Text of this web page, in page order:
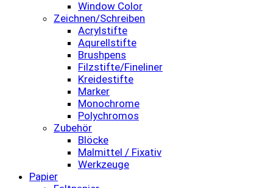
Window Color
Zeichnen/Schreiben
Acrylstifte
Aqurellstifte
Brushpens
Filzstifte/Fineliner
Kreidestifte
Marker
Monochrome
Polychromos
Zubehör
Blöcke
Malmittel / Fixativ
Werkzeuge
Papier